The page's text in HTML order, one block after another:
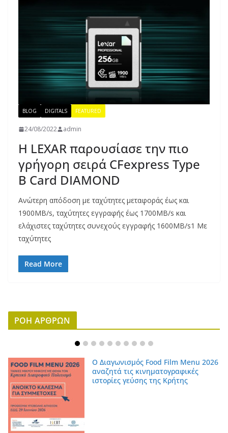
BLOG DIGITALS FEATURED
24/08/2022 admin
Η LEXAR παρουσίασε την πιο
γρήγορη σειρά CFexpress Type
B Card DIAMOND
Ανώτερη απόδοση με ταχύτητες μεταφοράς έως και
1900MB/s, ταχύτητες εγγραφής έως 1700MB/s και
ελάχιστες ταχύτητες συνεχούς εγγραφής 1600MB/s1 Με
ταχύτητες
Read More
ΡΟΗ ΑΡΘΡΩΝ
Ο Διαγωνισμός Food Film Menu 2026
αναζητά τις κινηματογραφικές
ιστορίες γεύσης της Κρήτης